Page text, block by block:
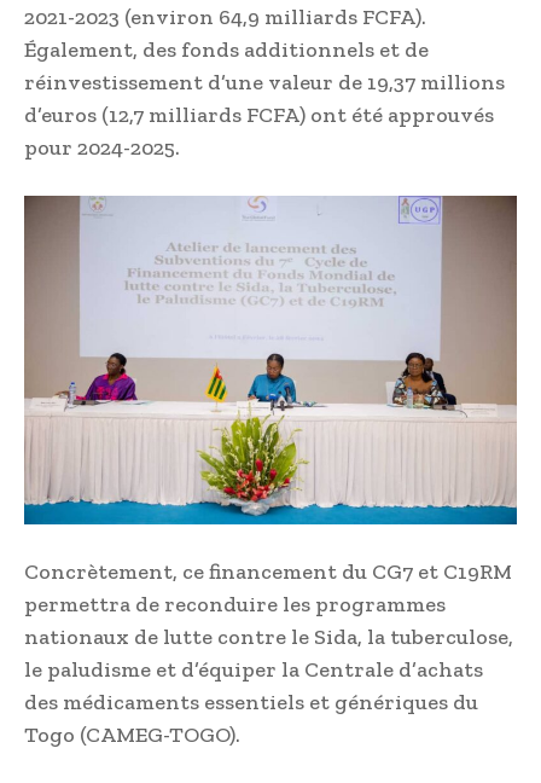
2021-2023 (environ 64,9 milliards FCFA).
Également, des fonds additionnels et de
réinvestissement d’une valeur de 19,37 millions
d’euros (12,7 milliards FCFA) ont été approuvés
pour 2024-2025.
Concrètement, ce financement du CG7 et C19RM
permettra de reconduire les programmes
nationaux de lutte contre le Sida, la tuberculose,
le paludisme et d’équiper la Centrale d’achats
des médicaments essentiels et génériques du
Togo (CAMEG-TOGO).